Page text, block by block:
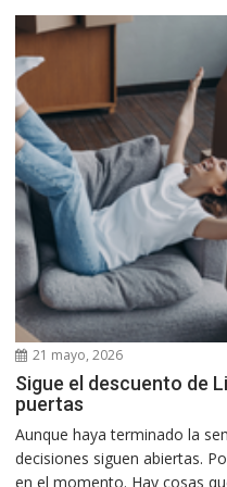
21 mayo, 2026
Sigue el descuento de
puertas
Aunque haya terminado la
decisiones siguen abiertas.
en el momento. Hay cosas